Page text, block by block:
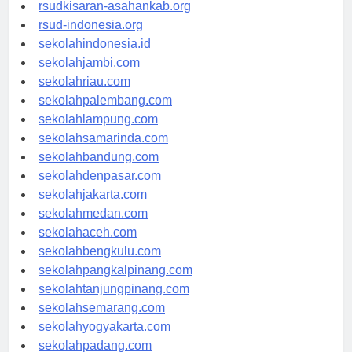
rsudkisaran-asahankab.org
rsud-indonesia.org
sekolahindonesia.id
sekolahjambi.com
sekolahriau.com
sekolahpalembang.com
sekolahlampung.com
sekolahsamarinda.com
sekolahbandung.com
sekolahdenpasar.com
sekolahjakarta.com
sekolahmedan.com
sekolahaceh.com
sekolahbengkulu.com
sekolahpangkalpinang.com
sekolahtanjungpinang.com
sekolahsemarang.com
sekolahyogyakarta.com